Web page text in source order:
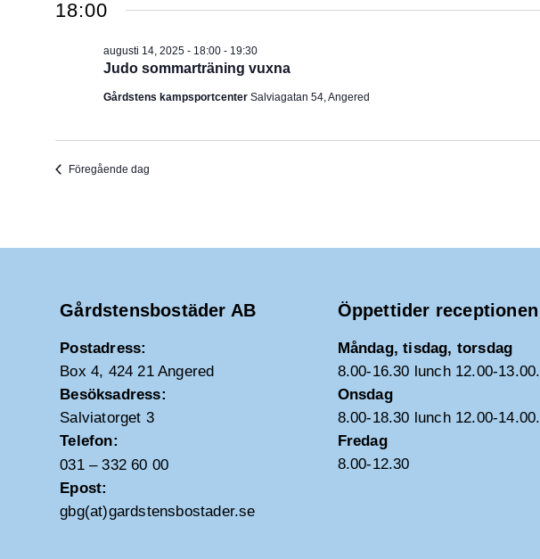
18:00
Judo sommarträning vuxna
augusti 14, 2025 - 18:00- 19:30
Gårdstens kampsportcenter Salviagatan 54, Angered
Föregående dag
Gårdstensbostäder AB
Postadress:
Box 4, 424 21 Angered
Besöksadress:
Salviatorget 3
Telefon:
031 – 332 60 00
Epost:
gbg(at)gardstensbostader.se
Öppettider receptionen
Måndag, tisdag, torsdag
8.00-16.30 lunch 12.00-13.00.
Onsdag
8.00-18.30 lunch 12.00-14.00.
Fredag
8.00-12.30